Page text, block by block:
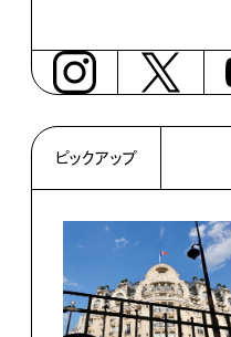
ピックアップ